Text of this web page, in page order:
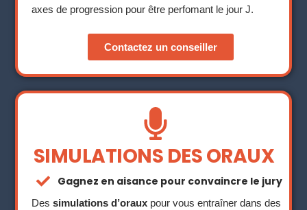
axes de progression pour être perfomant le jour J.
Contactez un conseiller
SIMULATIONS DES ORAUX
Gagnez en aisance pour convaincre le jury
Dessimulations d’oraux pour vous entraîner dans des